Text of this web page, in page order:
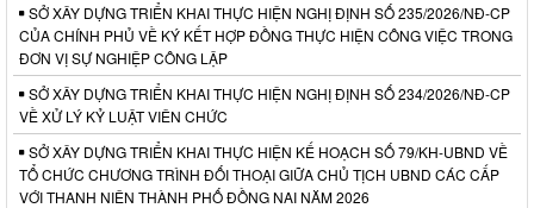
SỞ XÂY DỰNG TRIỂN KHAI THỰC HIỆN NGHỊ ĐỊNH SỐ 235/2026/NĐ-CP
CỦA CHÍNH PHỦ VỀ KÝ KẾT HỢP ĐỒNG THỰC HIỆN CÔNG VIỆC TRONG
ĐƠN VỊ SỰ NGHIỆP CÔNG LẬP
SỞ XÂY DỰNG TRIỂN KHAI THỰC HIỆN NGHỊ ĐỊNH SỐ 234/2026/NĐ-CP
VỀ XỬ LÝ KỶ LUẬT VIÊN CHỨC
SỞ XÂY DỰNG TRIỂN KHAI THỰC HIỆN KẾ HOẠCH SỐ 79/KH-UBND VỀ
TỔ CHỨC CHƯƠNG TRÌNH ĐỐI THOẠI GIỮA CHỦ TỊCH UBND CÁC CẤP
VỚI THANH NIÊN THÀNH PHỐ ĐỒNG NAI NĂM 2026